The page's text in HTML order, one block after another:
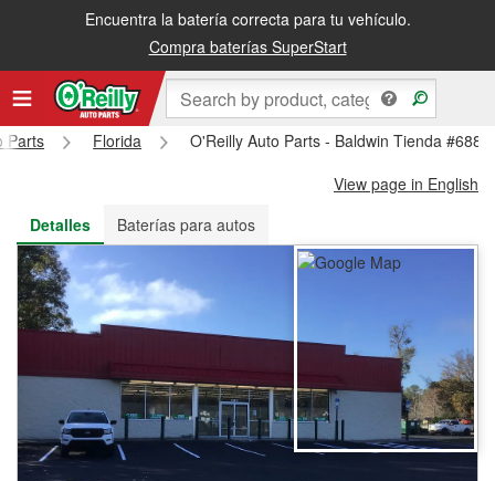
Encuentra la batería correcta para tu vehículo.
Compra baterías SuperStart
Recibe tu orden gratis al día siguiente o recógela en la tienda
Parts Florida
O'Reilly Auto Parts - Baldwin Tienda #6888
View page in English
Detalles
Baterías para autos